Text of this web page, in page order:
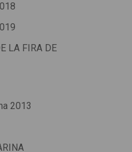
LA FIRA DE
2013